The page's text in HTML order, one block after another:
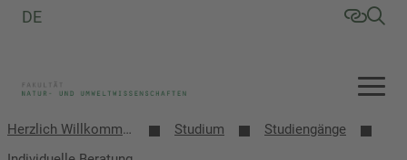
DE
Herzlich Willkommen an der Fakultät Natur- und Umweltwissenschaften Studium
Studiengänge